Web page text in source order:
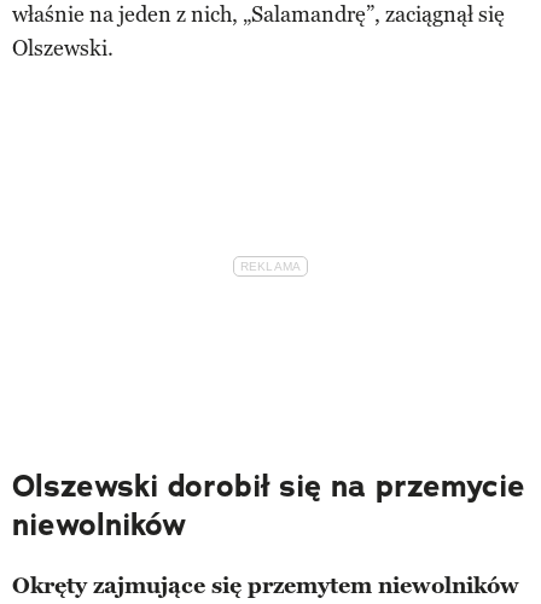
właśnie na jeden z nich, „Salamandrę”, zaciągnął się
Olszewski.
Olszewski dorobił się na przemycie
niewolników
Okręty zajmujące się przemytem niewolników